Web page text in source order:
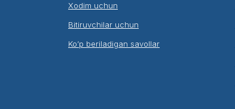
Xodim uchun
Bitiruvchilar uchun
Ko’p beriladigan savollar